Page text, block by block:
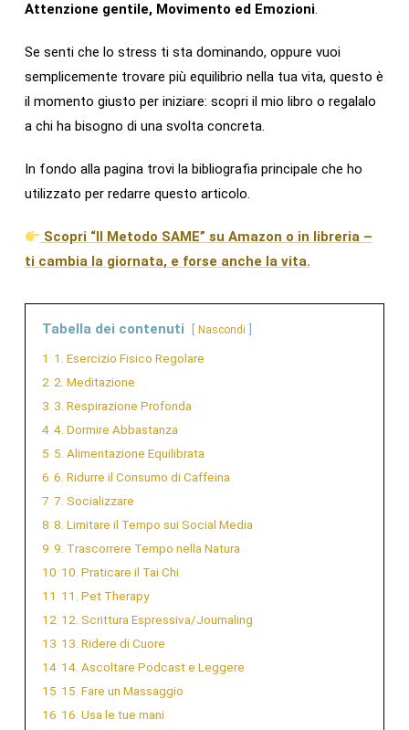
Attenzione gentile, Movimento ed Emozioni.
Se senti che lo stress ti sta dominando, oppure vuoi
semplicemente trovare più equilibrio nella tua vita, questo è
il momento giusto per iniziare: scopri il mio libro o regalalo
a chi ha bisogno di una svolta concreta.
In fondo alla pagina trovi la bibliografia principale che ho
utilizzato per redarre questo articolo.
Scopri “Il Metodo SAME” su Amazon o in libreria –
ti cambia la giornata, e forse anche la vita.
Tabella dei contenuti Nascondi
1 1. Esercizio Fisico Regolare
2 2. Meditazione
3 3. Respirazione Profonda
4 4. Dormire Abbastanza
5 5. Alimentazione Equilibrata
6 6. Ridurre il Consumo di Caffeina
7 7. Socializzare
8 8. Limitare il Tempo sui Social Media
9 9. Trascorrere Tempo nella Natura
10 10. Praticare il Tai Chi
11 11. Pet Therapy
12 12. Scrittura Espressiva/Journaling
13 13. Ridere di Cuore
14 14. Ascoltare Podcast e Leggere
15 15. Fare un Massaggio
16 16. Usa le tue mani